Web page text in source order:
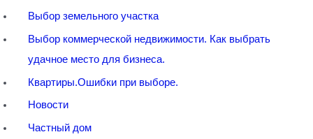
Выбор земельного участка
Выбор коммерческой недвижимости. Как выбрать
удачное место для бизнеса.
Квартиры.Ошибки при выборе.
Новости
Частный дом